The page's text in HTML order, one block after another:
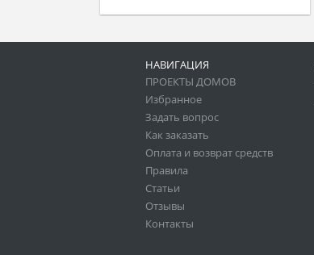
НАВИГАЦИЯ
ПРОЕКТЫ ДОМОВ
Избранное
Задать вопрос
Как заказать
Оплата и возврат средств
Правила
Статьи
Отзывы
Контакты